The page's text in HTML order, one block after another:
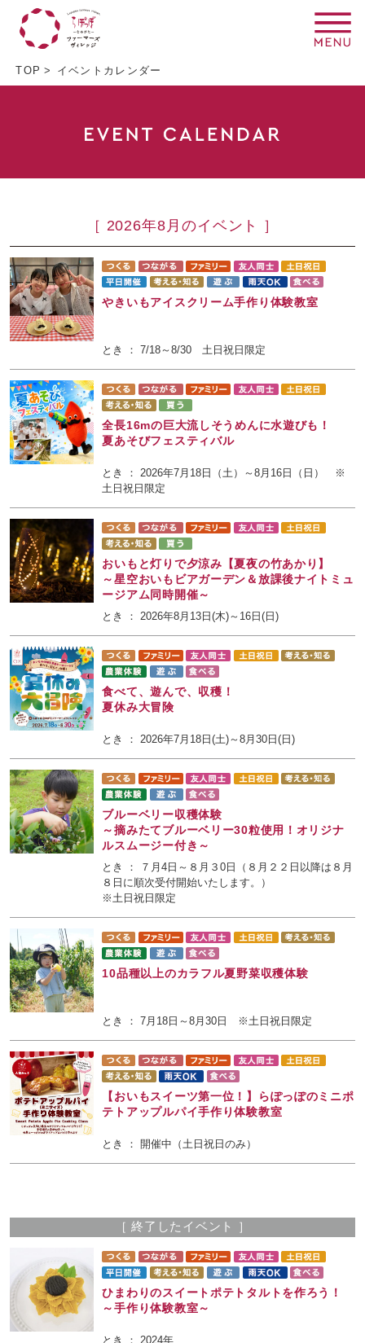
TOP イベントカレンダー
［ 2026年8月のイベント ］
やきいもアイスクリーム手作り体験教室
とき ： 7/18～8/30 土日祝日限定
全長16mの巨大流しそうめんに水遊びも！
夏あそびフェスティバル
とき ： 2026年7月18日（土）～8月16日（日） ※
土日祝日限定
おいもと灯りで夕涼み【夏夜の竹あかり】
～星空おいもビアガーデン＆放課後ナイトミュ
ージアム同時開催～
とき ： 2026年8月13日(木)～16日(日)
食べて、遊んで、収穫！
夏休み大冒険
とき ： 2026年7月18日(土)～8月30日(日)
ブルーベリー収穫体験
～摘みたてブルーベリー30粒使用！オリジナ
ルスムージー付き～
とき ： ７月4日～８月３0日（８月２２日以降は８月
８日に順次受付開始いたします。）
※土日祝日限定
10品種以上のカラフル夏野菜収穫体験
とき ： 7月18日～8月30日 ※土日祝日限定
【おいもスイーツ第一位！】らぽっぽのミニポ
テトアップルパイ手作り体験教室
とき ： 開催中（土日祝日のみ）
［ 終了したイベント ］
ひまわりのスイートポテトタルトを作ろう！
～手作り体験教室～
とき ： 2024年